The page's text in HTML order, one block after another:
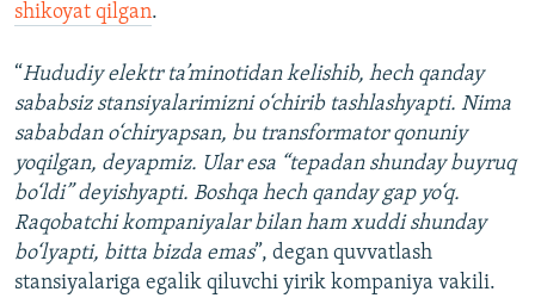
shikoyat qilgan.
“Hududiy elektr ta’minotidan kelishib, hech qanday
sababsiz stansiyalarimizni o‘chirib tashlashyapti. Nima
sababdan o‘chiryapsan, bu transformator qonuniy
yoqilgan, deyapmiz. Ular esa “tepadan shunday buyruq
bo‘ldi” deyishyapti. Boshqa hech qanday gap yo‘q.
Raqobatchi kompaniyalar bilan ham xuddi shunday
bo‘lyapti, bitta bizda emas”, degan quvvatlash
stansiyalariga egalik qiluvchi yirik kompaniya vakili.